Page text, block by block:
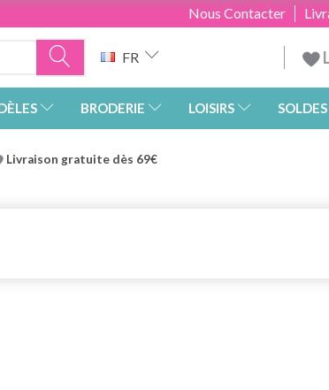
Nous Contacter
FR
BRODERIE LOISIRS
Livraison gratuite dès 69€